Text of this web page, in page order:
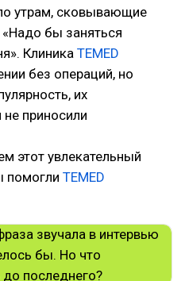
утрам, сковывающие
бы заняться
Клиника TEMED
без операций, но
их
приносили
этот увлекательный
помогли TEMED